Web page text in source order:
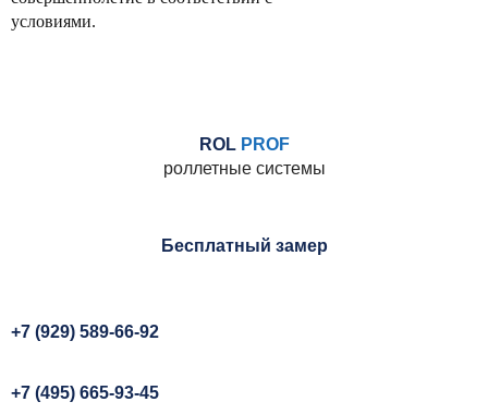
условиями.
ROL PROF
роллетные системы
Бесплатный замер
+7 (929) 589-66-92
+7 (495) 665-93-45